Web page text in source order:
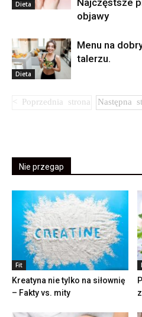
Dieta
objawy
Dieta
Menu na
talerzu.
Nie przegap
Fit
Kreatyna nie tylko na siłownię
– Fakty vs. mity